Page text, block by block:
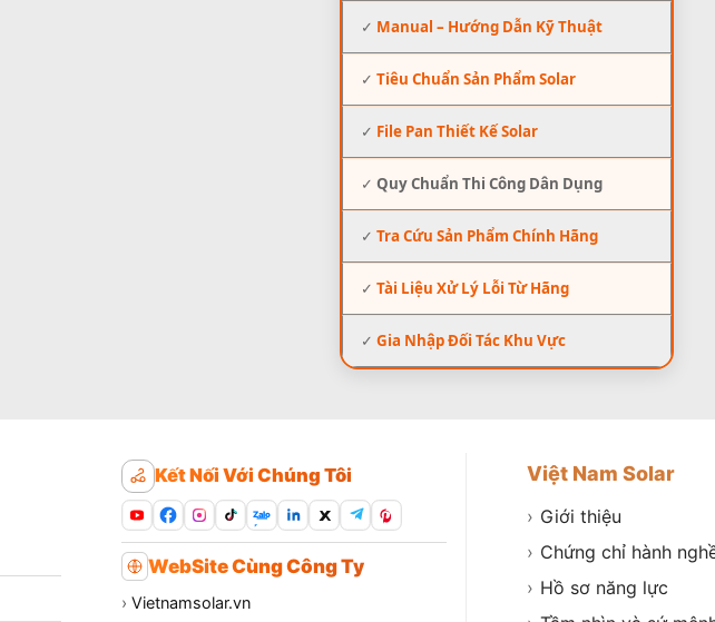
✓ Manual – Hướng Dẫn Kỹ Thuật
✓ Tiêu Chuẩn Sản Phẩm Solar
✓ File Pan Thiết Kế Solar
✓ Quy Chuẩn Thi Công Dân Dụng
✓ Tra Cứu Sản Phẩm Chính Hãng
✓ Tài Liệu Xử Lý Lỗi Từ Hãng
✓ Gia Nhập Đối Tác Khu Vực
Kết Nối Với Chúng Tôi
Zalo
WebSite Cùng Công Ty
› Vietnamsolar.vn
Việt Nam Solar
› Giới thiệu
› Chứng chỉ hành
› Hồ sơ năng lực